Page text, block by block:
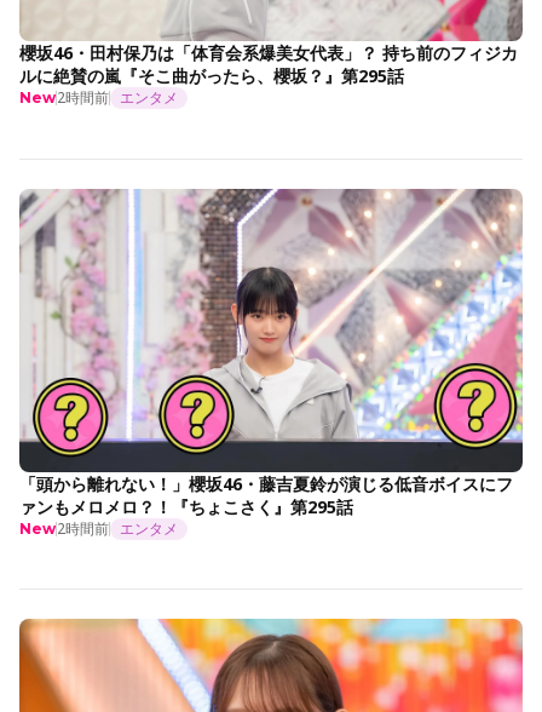
櫻坂46・田村保乃は「体育会系爆美女代表」？ 持ち前のフィジカ
ルに絶賛の嵐『そこ曲がったら、櫻坂？』第295話
New2時間前 エンタメ
「頭から離れない！」櫻坂46・藤吉夏鈴が演じる低音ボイスにフ
ァンもメロメロ？！『ちょこさく』第295話
New2時間前 エンタメ